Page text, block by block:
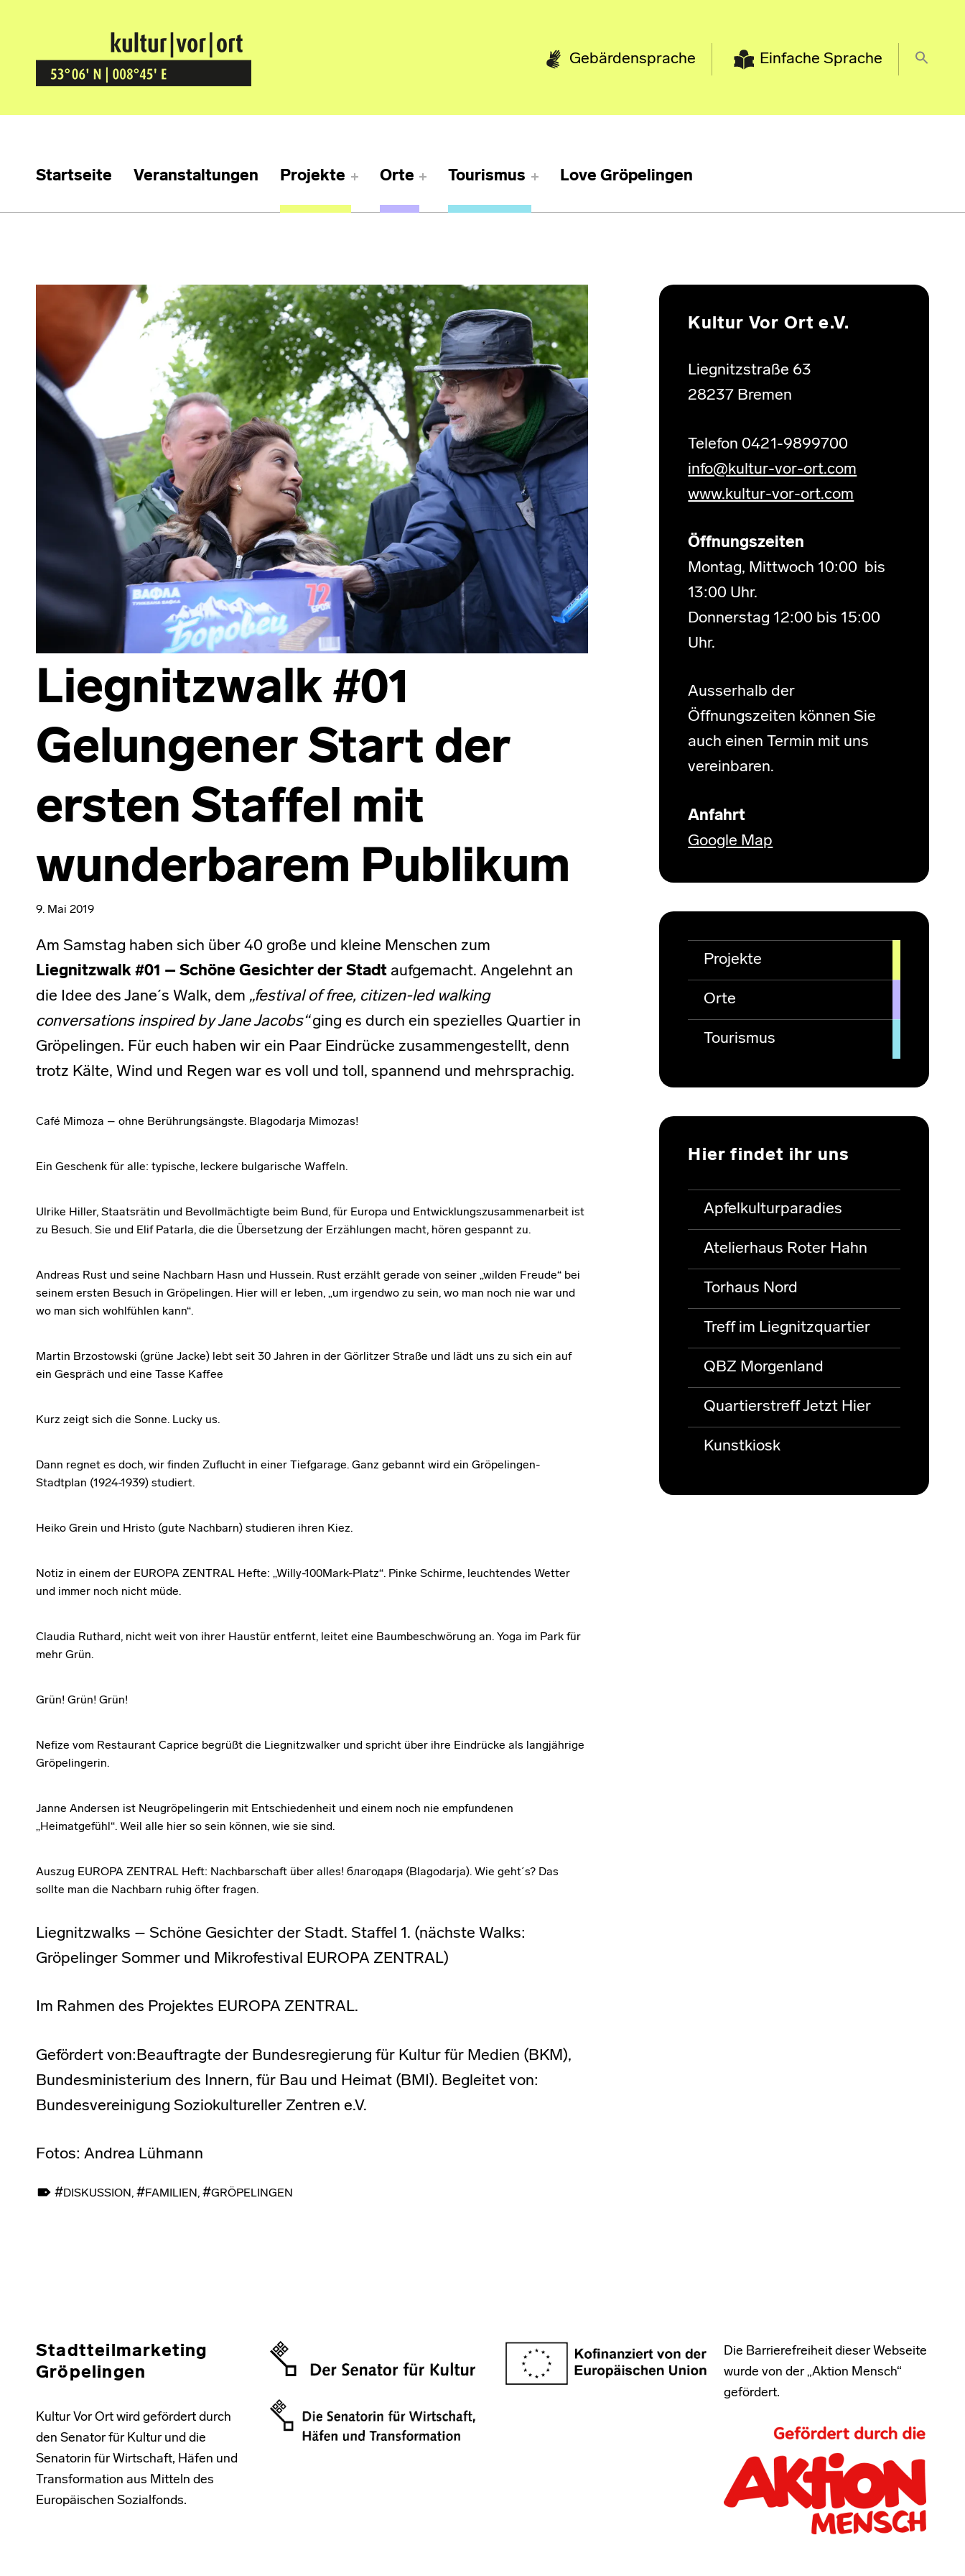
Kultur Vor Ort
BREMEN GRÖPELINGEN Gebärdensprache Einfache Sprache
Startseite Veranstaltungen Projekte Orte Tourismus Love Gröpelingen
Liegnitzwalk #01
Gelungener Start der
ersten Staffel mit
wunderbarem Publikum
9. Mai 2019
Am Samstag haben sich über 40 große und kleine Menschen zum
Liegnitzwalk #01 – Schöne Gesichter der Stadt aufgemacht. Angelehnt an
die Idee des Jane´s Walk, dem „festival of free, citizen-led walking
conversations inspired by Jane Jacobs“ging es durch ein spezielles Quartier in
Gröpelingen. Für euch haben wir ein Paar Eindrücke zusammengestellt, denn
trotz Kälte, Wind und Regen war es voll und toll, spannend und mehrsprachig.
Café Mimoza – ohne Berührungsängste. Blagodarja Mimozas!
Ein Geschenk für alle: typische, leckere bulgarische Waffeln.
Ulrike Hiller, Staatsrätin und Bevollmächtigte beim Bund, für Europa und Entwicklungszusammenarbeit ist
zu Besuch. Sie und Elif Patarla, die die Übersetzung der Erzählungen macht, hören gespannt zu.
Andreas Rust und seine Nachbarn Hasn und Hussein. Rust erzählt gerade von seiner „wilden Freude“ bei
seinem ersten Besuch in Gröpelingen. Hier will er leben, „um irgendwo zu sein, wo man noch nie war und
wo man sich wohlfühlen kann“.
Martin Brzostowski (grüne Jacke) lebt seit 30 Jahren in der Görlitzer Straße und lädt uns zu sich ein auf
ein Gespräch und eine Tasse Kaffee
Kurz zeigt sich die Sonne. Lucky us.
Dann regnet es doch, wir finden Zuflucht in einer Tiefgarage. Ganz gebannt wird ein Gröpelingen-
Stadtplan (1924-1939) studiert.
Heiko Grein und Hristo (gute Nachbarn) studieren ihren Kiez.
Notiz in einem der EUROPA ZENTRAL Hefte: „Willy-100Mark-Platz“. Pinke Schirme, leuchtendes Wetter
und immer noch nicht müde.
Claudia Ruthard, nicht weit von ihrer Haustür entfernt, leitet eine Baumbeschwörung an. Yoga im Park für
mehr Grün.
Grün! Grün! Grün!
Nefize vom Restaurant Caprice begrüßt die Liegnitzwalker und spricht über ihre Eindrücke als langjährige
Gröpelingerin.
Janne Andersen ist Neugröpelingerin mit Entschiedenheit und einem noch nie empfundenen
„Heimatgefühl“. Weil alle hier so sein können, wie sie sind.
Auszug EUROPA ZENTRAL Heft: Nachbarschaft über alles! благодаря (Blagodarja). Wie geht´s? Das
sollte man die Nachbarn ruhig öfter fragen.
Liegnitzwalks – Schöne Gesichter der Stadt. Staffel 1. (nächste Walks:
Gröpelinger Sommer und Mikrofestival EUROPA ZENTRAL)
Im Rahmen des Projektes EUROPA ZENTRAL.
Gefördert von:Beauftragte der Bundesregierung für Kultur für Medien (BKM),
Bundesministerium des Innern, für Bau und Heimat (BMI). Begleitet von:
Bundesvereinigung Soziokultureller Zentren e.V.
Fotos: Andrea Lühmann
DISKUSSION, FAMILIEN, GRÖPELINGEN
Kultur Vor Ort e.V.
Liegnitzstraße 63
28237 Bremen
Telefon 0421-9899700
info@kultur-vor-ort.com
www.kultur-vor-ort.com
Öffnungszeiten
Montag, Mittwoch 10:00 bis
13:00 Uhr.
Donnerstag 12:00 bis 15:00
Uhr.
Ausserhalb der
Öffnungszeiten können Sie
auch einen Termin mit uns
vereinbaren.
Anfahrt
Google Map
Projekte
Orte
Tourismus
Hier findet ihr uns
Apfelkulturparadies
Atelierhaus Roter Hahn
Torhaus Nord
Treff im Liegnitzquartier
QBZ Morgenland
Quartierstreff Jetzt Hier
Kunstkiosk
Stadtteilmarketing
Gröpelingen
Kultur Vor Ort wird gefördert durch
den Senator für Kultur und die
Senatorin für Wirtschaft, Häfen und
Transformation aus Mitteln des
Europäischen Sozialfonds.
Die Barrierefreiheit dieser Webseite
wurde von der „Aktion Mensch“
gefördert.